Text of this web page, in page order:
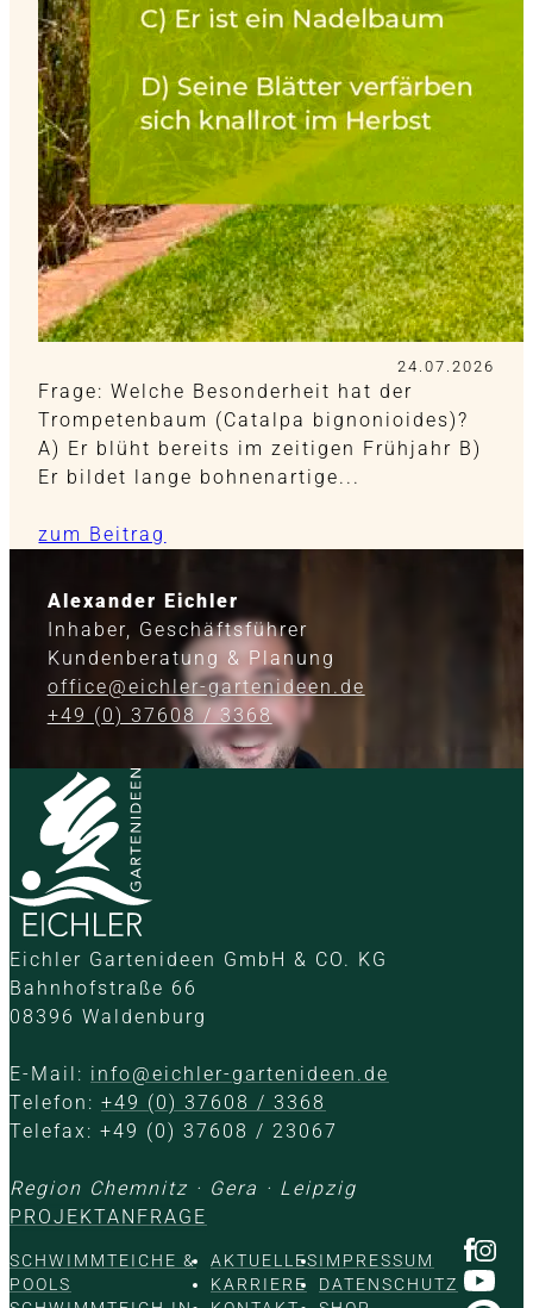
24.07.2026
Frage: Welche Besonderheit hat der
Trompetenbaum (Catalpa bignonioides)?
A) Er blüht bereits im zeitigen Frühjahr B)
Er bildet lange bohnenartige...
zum Beitrag
Alexander Eichler
Inhaber, Geschäftsführer
Kundenberatung & Planung
office@eichler-gartenideen.de
+49 (0) 37608 / 3368
Eichler Gartenideen GmbH & CO. KG
Bahnhofstraße 66
08396 Waldenburg
E-Mail: info@eichler-gartenideen.de
Telefon: +49 (0) 37608 / 3368
Telefax: +49 (0) 37608 / 23067
Region Chemnitz · Gera · Leipzig
PROJEKTANFRAGE
SCHWIMMTEICHE &
POOLS
AKTUELLES
KARRIERE
IMPRESSUM
DATENSCHUTZ